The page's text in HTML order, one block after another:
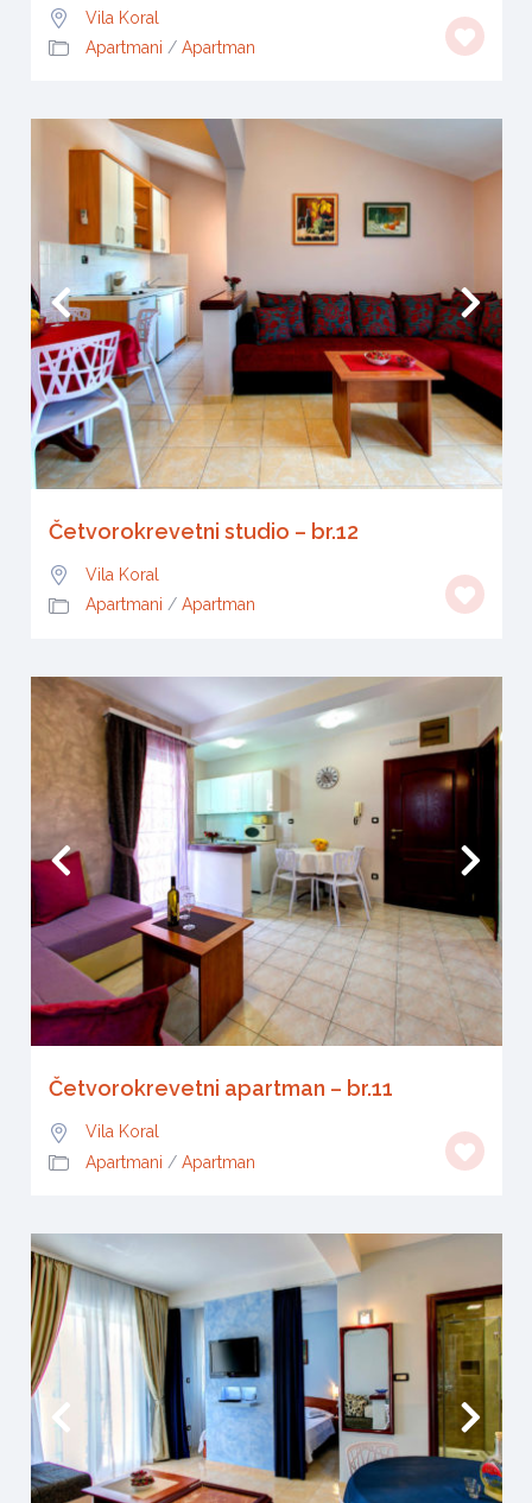
Vila Koral
Apartmani / Apartman
Četvorokrevetni studio – br.12
Vila Koral
Apartmani / Apartman
Četvorokrevetni apartman – br.11
Vila Koral
Apartmani / Apartman